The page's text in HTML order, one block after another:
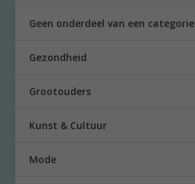
Geen onderdeel van een categorie
Gezondheid
Grootouders
Kunst & Cultuur
Mode